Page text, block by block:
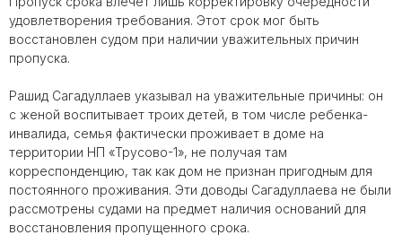
удовлетворения требования. Этот срок мог быть
восстановлен судом при наличии уважительных причин
пропуска.
Рашид Сагадуллаев указывал на уважительные причины: он
с женой воспитывает троих детей, в том числе ребенка-
инвалида, семья фактически проживает в доме на
территории НП «Трусово-1», не получая там
корреспонденцию, так как дом не признан пригодным для
постоянного проживания. Эти доводы Сагадуллаева не были
рассмотрены судами на предмет наличия оснований для
восстановления пропущенного срока.